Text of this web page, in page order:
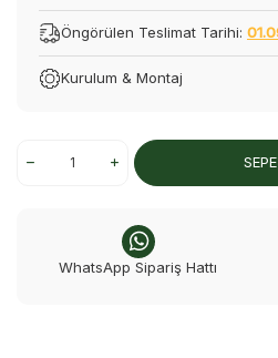
Öngörülen Teslimat Tarihi:
Kurulum & Montaj
WhatsApp Sipariş Hattı